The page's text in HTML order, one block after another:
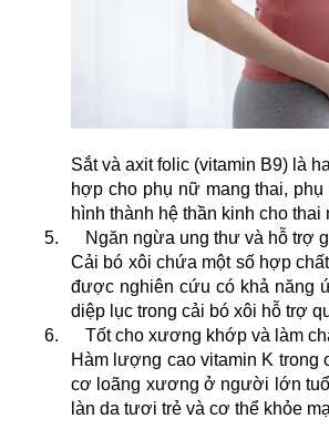
Sắt và axit folic (vitamin B9) là
hợp cho phụ nữ mang thai,
hình thành hệ thần kinh cho
5.
Ngăn ngừa ung thư và hỗ trợ
Cải bó xôi chứa một số hợp
được nghiên cứu có khả năng
diệp lục trong cải bó xôi hỗ trợ
6.
Tốt cho xương khớp và làm
Hàm lượng cao vitamin K trong
cơ loãng xương ở người lớn
làn da tươi trẻ và cơ thể khỏe